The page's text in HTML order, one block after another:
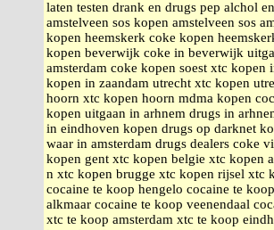
laten testen drank en drugs pep alchol
amstelveen sos kopen amstelveen sos
kopen heemskerk coke kopen
kopen beverwijk coke in beverwijk
amsterdam coke kopen soest xtc kopen
kopen in zaandam utrecht xtc kopen
hoorn xtc kopen hoorn mdma kopen
kopen uitgaan in arhnem drugs in
in eindhoven kopen drugs op darknet
waar in amsterdam drugs dealers coke
kopen gent xtc kopen belgie xtc kopen
n xtc kopen brugge xtc kopen rijsel xtc
cocaine te koop hengelo cocaine te
alkmaar cocaine te koop veenendaal
xtc te koop amsterdam xtc te koop